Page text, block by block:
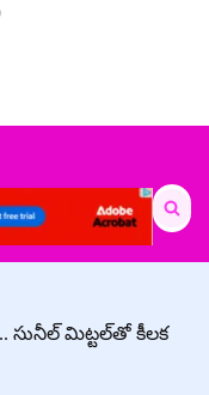
Search
for:
సునీల్ మిట్టల్‌తో కీలక